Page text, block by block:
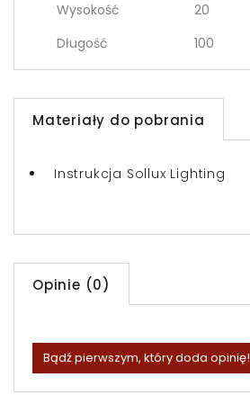
Wysokość
20
Długość
100
Materiały do pobrania
Instrukcja Sollux Lighting
Opinie (0)
Bądź pierwszym, który doda opinię!